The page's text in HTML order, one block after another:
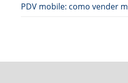
PDV mobile: como vender